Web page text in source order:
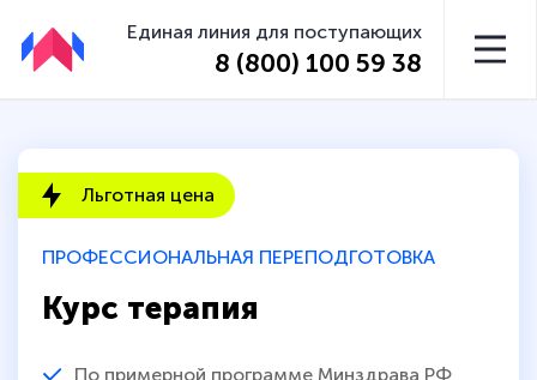
Единая линия для поступающих
8 (800) 100 59 38
ПРОФЕССИОНАЛЬНАЯ ПЕРЕПОДГОТОВКА
Курс терапия
По примерной программе Минздрава РФ
Льготная цена